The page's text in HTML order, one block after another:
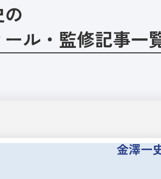
ール・監修記事一
金澤一